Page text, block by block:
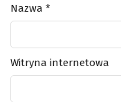
Nazwa *
Witryna internetowa